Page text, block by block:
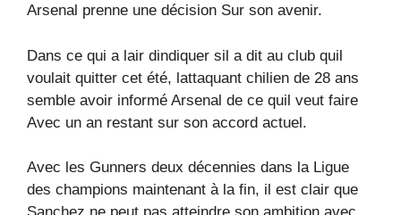
Arsenal prenne une décision Sur son avenir.
Dans ce qui a lair dindiquer sil a dit au club quil
voulait quitter cet été, lattaquant chilien de 28 ans
semble avoir informé Arsenal de ce quil veut faire
Avec un an restant sur son accord actuel.
Avec les Gunners deux décennies dans la Ligue
des champions maintenant à la fin, il est clair que